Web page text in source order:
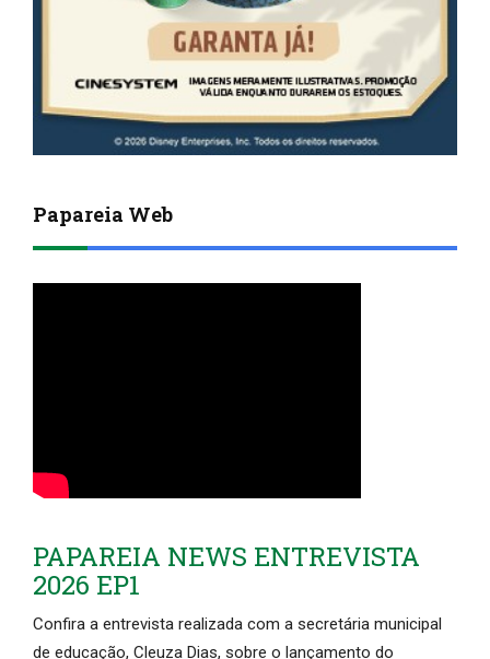
Papareia Web
PAPAREIA NEWS ENTREVISTA
2026 EP1
Confira a entrevista realizada com a secretária municipal
de educação, Cleuza Dias, sobre o lançamento do